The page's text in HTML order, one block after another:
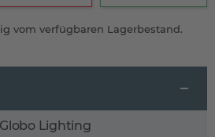
vom verfügbaren Lagerbestand.
Globo Lighting